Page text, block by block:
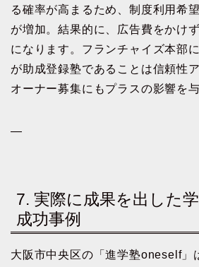
る確率が高まるため、制度利用希
が増加。結果的に、広告費をかけ
になります。フランチャイズ本部
が助成登録塾であることは信頼性
オーナー募集にもプラスの影響を
—
7. 実際に成果を出した
成功事例
大阪市中央区の「進学塾oneself」